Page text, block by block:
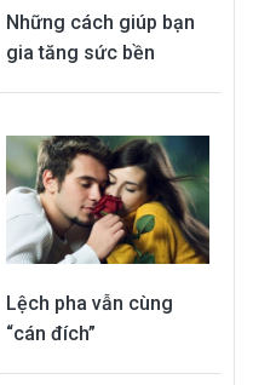
Những cách giúp bạn
gia tăng sức bền
Lệch pha vẫn cùng
“cán đích”